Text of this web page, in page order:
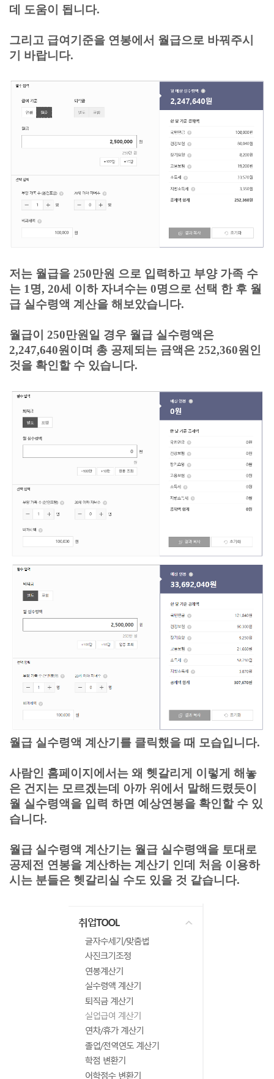
데 도움이 됩니다.
그리고 급여기준을 연봉에서 월급으로 바꿔주시
기 바랍니다.
저는 월급을 250만원 으로 입력하고 부양 가족 수
는 1명, 20세 이하 자녀수는 0명으로 선택 한 후 월
급 실수령액 계산을 해보았습니다.
월급이 250만원일 경우 월급 실수령액은
2,247,640원이며 총 공제되는 금액은 252,360원인
것을 확인할 수 있습니다.
월급 실수령액 계산기를 클릭했을 때 모습입니다.
사람인 홈페이지에서는 왜 헷갈리게 이렇게 해놓
은 건지는 모르겠는데 아까 위에서 말해드렸듯이
월 실수령액을 입력 하면 예상연봉을 확인할 수 있
습니다.
월급 실수령액 계산기는 월급 실수령액을 토대로
공제전 연봉을 계산하는 계산기 인데 처음 이용하
시는 분들은 헷갈리실 수도 있을 것 같습니다.